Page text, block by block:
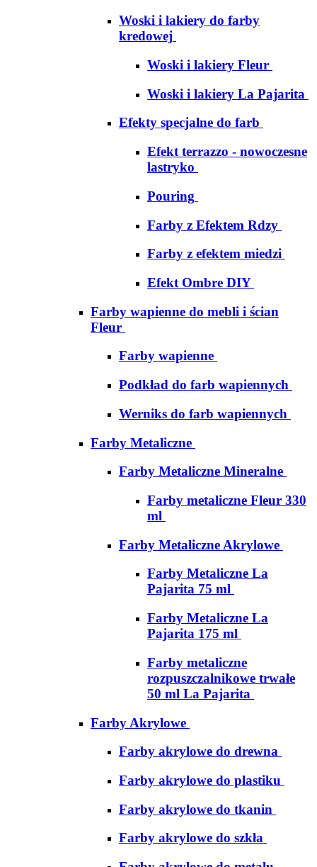
Woski i lakiery do farby
kredowej
Woski i lakiery Fleur
Woski i lakiery La Pajarita
Efekty specjalne do farb
Efekt terrazzo - nowoczesne
lastryko
Pouring
Farby z Efektem Rdzy
Farby z efektem miedzi
Efekt Ombre DIY
Farby wapienne do mebli i ścian
Fleur
Farby wapienne
Podkład do farb wapiennych
Werniks do farb wapiennych
Farby Metaliczne
Farby Metaliczne Mineralne
Farby metaliczne Fleur 330
ml
Farby Metaliczne Akrylowe
Farby Metaliczne La
Pajarita 75 ml
Farby Metaliczne La
Pajarita 175 ml
Farby metaliczne
rozpuszczalnikowe trwałe
50 ml La Pajarita
Farby Akrylowe
Farby akrylowe do drewna
Farby akrylowe do plastiku
Farby akrylowe do tkanin
Farby akrylowe do szkła